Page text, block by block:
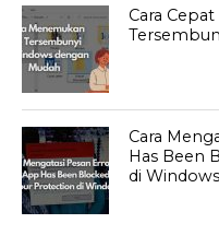
Cara
Cara
Has Been
di